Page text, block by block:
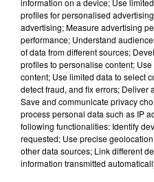
fin de matinée sur l'A34.
TITRES DIFFUSÉS
18h08
18h08
profiles for personalised
advertising; Measure advertising
performance; Understand
of data from different sources;
profiles to personalise content;
content; Use limited data to select
detect fraud, and fix errors; Deliver
Save and communicate privacy
process personal data such as IP
following functionalities: Identify
requested; Use precise
other data sources; Link different
information transmitted